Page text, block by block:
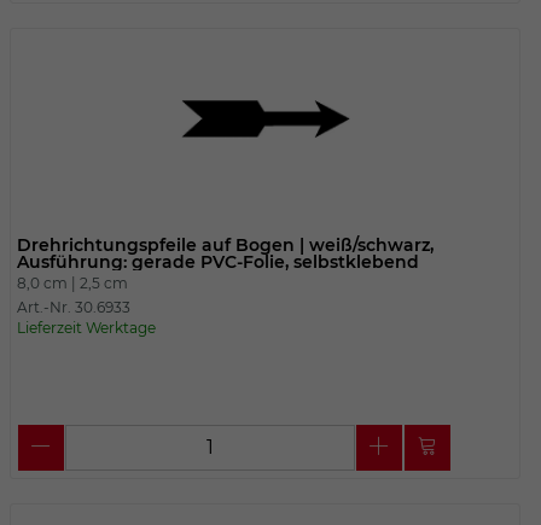
Drehrichtungspfeile auf Bogen | weiß/schwarz,
Ausführung: gerade PVC-Folie, selbstklebend
8,0 cm | 2,5 cm
Art.-Nr. 30.6933
Lieferzeit Werktage